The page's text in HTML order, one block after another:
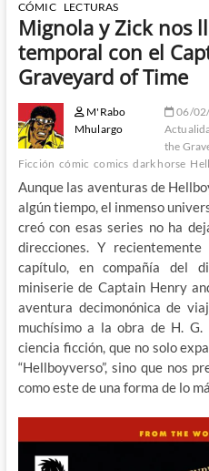
CÓMIC LECTURAS
Mignola y Zick nos
temporal con el
Graveyard of Time
M'Rabo
Mhulargo
06/
the
Ficción cómic comics dark horse
Aunque las aventuras de
algún tiempo, el inmenso
creó con esas series no ha
direcciones. Y
capítulo, en compañía del
miniserie de Captain Henry
aventura decimonónica de
muchísimo a la obra de H.
ciencia ficción, que no solo
“Hellboyverso”, sino que nos
como este de una forma de lo